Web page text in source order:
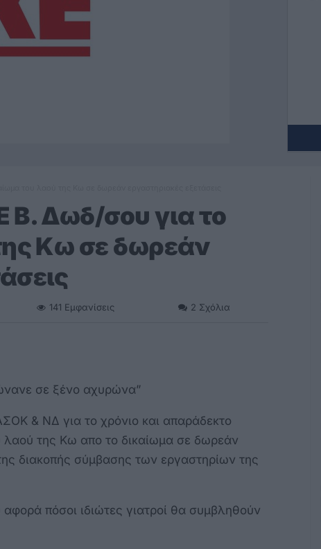
Β. Δωδ/σου για το
Κω σε δωρεάν
141 Εμφανίσεις 2 Σχόλια
σε ξένο αχυρώνα”
& ΝΔ για το χρόνιο και απαράδεκτο
της Κω απο το δικαίωμα σε δωρεάν
διακοπής σύμβασης των εργαστηρίων της
πόσοι ιδιώτες γιατροί θα συμβληθούν